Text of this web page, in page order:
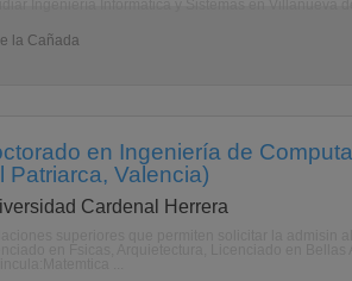
la Cañada
en Ingeniería de
Patriarca, Valencia)
Cardenal Herrera